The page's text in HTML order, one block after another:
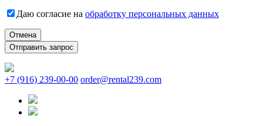
Даю согласие на обработку персональных данных
Отмена
+7 (916) 239-00-00 order@rental239.com